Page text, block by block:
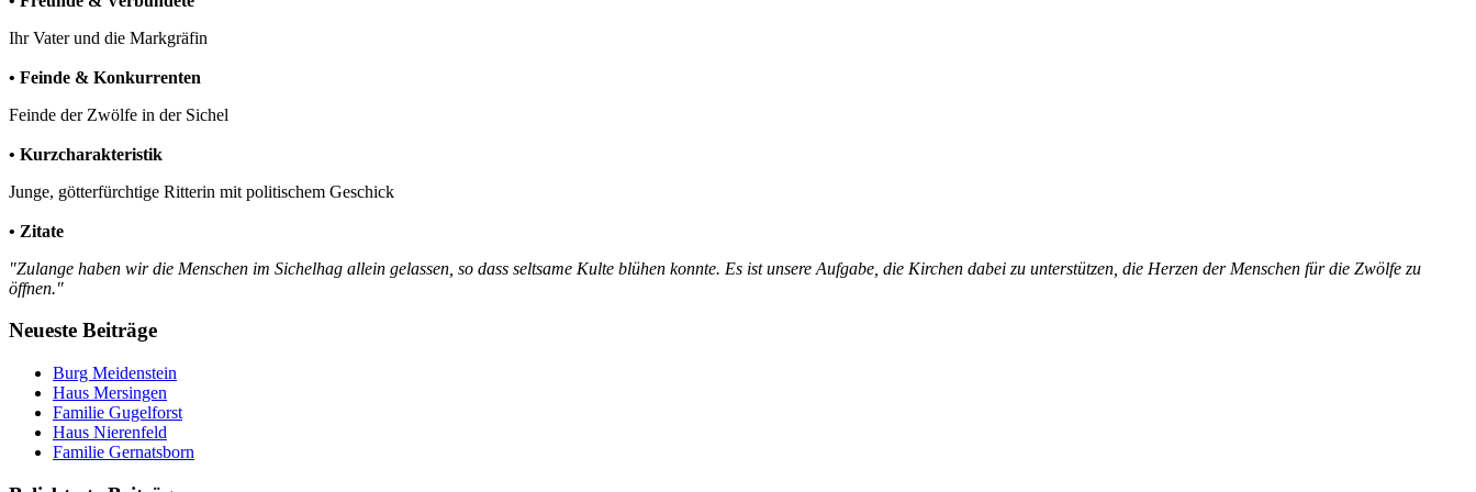
Ihr Vater und die Markgräfin
• Feinde & Konkurrenten
Feinde der Zwölfe in der Sichel
• Kurzcharakteristik
Junge, götterfürchtige Ritterin mit politischem Geschick
• Zitate
"Zulange haben wir die Menschen im Sichelhag allein gelassen, so dass seltsame Kulte blühen konnte. Es ist unsere Aufgabe, die Kirchen dabei zu unterstützen, die Herzen der Menschen für die Zwölfe zu
öffnen."
Neueste Beiträge
Burg Meidenstein
Haus Mersingen
Familie Gugelforst
Haus Nierenfeld
Familie Gernatsborn